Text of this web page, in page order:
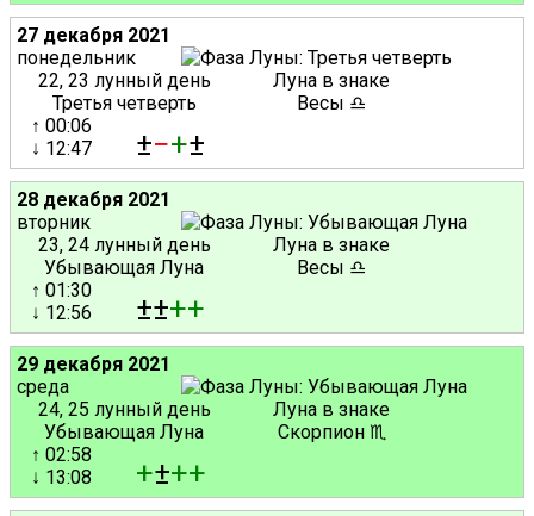
27 декабря 2021
понедельник
22, 23 лунный день
Третья четверть
Луна в знаке
Весы ♎
↑ 00:06
↓ 12:47
±−+±
28 декабря 2021
вторник
23, 24 лунный день
Убывающая Луна
Луна в знаке
Весы ♎
↑ 01:30
↓ 12:56
±±++
29 декабря 2021
среда
24, 25 лунный день
Убывающая Луна
Луна в знаке
Скорпион ♏
↑ 02:58
↓ 13:08
+±++